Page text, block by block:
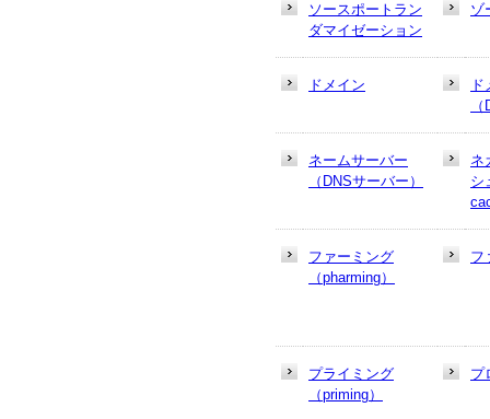
ソースポートラン
ダマイゼーション
ゾ
ドメイン
ネームサーバー
（DNSサーバー）
ネ
シ
ファーミング
（pharming）
フ
プライミング
（priming）
プ